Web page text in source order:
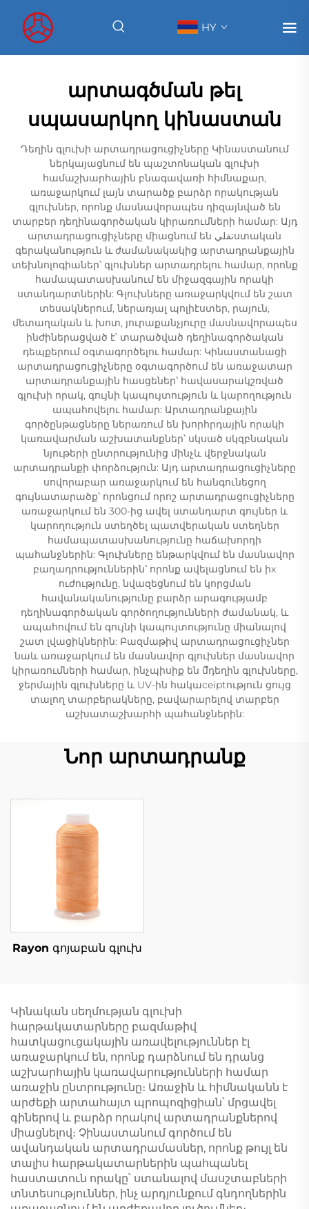
HY
արտագծման թել
սպասարկող կինաստան
Դեղին գլուխի արտադրացուցիչները Կինաստանում
ներկայացնում են պաշտոնական գլուխի
համաշխարհային բնագավառի հիմնաքար,
առաջարկում լայն տարածք բարձր որակության
գլուխներ, որոնք մասնավորապես դիզայնված են
տարբեր դեղինագործական կիրառումների համար: Այդ
արտադրացուցիչները միացնում են تقليստական
գերականություն և ժամանակակից արտադրանքային
տեխնոլոգիաներ՝ գլուխներ արտադրելու համար, որոնք
համապատասխանում են միջազգային որակի
ստանդարտներին: Գլուխները առաջարկվում են շատ
տեսակներում, ներառյալ պոլիէստեր, րայուն,
մետաղական և խոտ, յուրաքանչյուրը մասնավորապես
ինժիներացված է՝ տարածված դեղինագործական
դեպքերում օգտագործելու համար: Կինաստանացի
արտադրացուցիչները օգտագործում են առաջատար
արտադրանքային հասցեներ՝ հավասարակշռված
գլուխի որակ, գույնի կապույտություն և կարողություն
ապահովելու համար: Արտադրանքային
գործընթացները ներառում են խորհրդային որակի
կառավարման աշխատանքներ՝ սկսած սկզբնական
նյութերի ընտրությունից մինչև վերջնական
արտադրանքի փորձություն: Այդ արտադրացուցիչները
սովորաբար առաջարկում են հանգունեցող
գույնատարածք՝ որոնցում որոշ արտադրացուցիչները
առաջարկում են 300-ից ավել ստանդարտ գույներ և
կարողություն ստեղծել պատվերական ստեղներ
համապատասխանությունը հաճախորդի
պահանջներին: Գլուխները ենթարկվում են մասնավոր
բաղադրություններին՝ որոնք ավելացնում են իх
ուժությունը, նվազեցնում են կորցման
հավանականությունը բարձր արագությամբ
դեղինագործական գործողությունների ժամանակ, և
ապահովում են գույնի կապույտությունը միանալով
շատ լվացիկներին: Բազմաթիվ արտադրացուցիչներ
նաև առաջարկում են մասնավոր գլուխներ մասնավոր
կիրառումների համար, ինչպիսիք են մืդեղին գլուխները,
ջերմային գլուխները և UV-ին հակաceiptություն ցույց
տալող տարբերակները, բավարարելով տարբեր
աշխատաշխարհի պահանջներին:
Նոր արտադրանք
Rayon գոյաբան գլուխ
Կինական սեղմության գլուխի
հարթակատարները բազմաթիվ
հատկացուցակային առավելություններ էլ
առաջարկում են, որոնք դարձնում են դրանց
աշխարհային կառավարությունների համար
առաջին ընտրությունը։ Առաջին և հիմնականն է
արժեքի արտահայտ պրոպոզիցիան՝ մրցավել
գիներով և բարձր որակով արտադրանքներով
միացնելով։ Չինաստանում գործում են
ավանդական արտադրամասներ, որոնք թույլ են
տալիս հարթակատարներին պահպանել
հաստատուն որակը՝ ստանալով մասշտաբների
տնտեսություններ, ինչ արդյունքում գնդողներին